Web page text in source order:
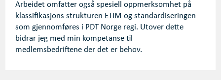
Arbeidet omfatter også spesiell oppmerksomhet på
klassifikasjons strukturen ETIM og standardiseringen
som gjennomføres i PDT Norge regi. Utover dette
bidrar jeg med min kompetanse til
medlemsbedriftene der det er behov.